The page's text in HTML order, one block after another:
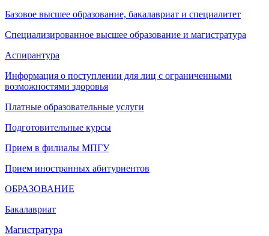
Базовое высшее образование, бакалавриат и специалитет
Специализированное высшее образование и магистратура
Аспирантура
Информация о поступлении для лиц с ограниченными
возможностями здоровья
Платные образовательные услуги
Подготовительные курсы
Прием в филиалы МПГУ
Прием иностранных абитуриентов
ОБРАЗОВАНИЕ
Бакалавриат
Магистратура